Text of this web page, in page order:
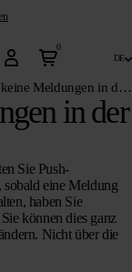
0
de
Ich erhalte keine Meldungen in der Spotter-App
in der
Sie Push-
eine Meldung
haben Sie
können dies ganz
Nicht über die